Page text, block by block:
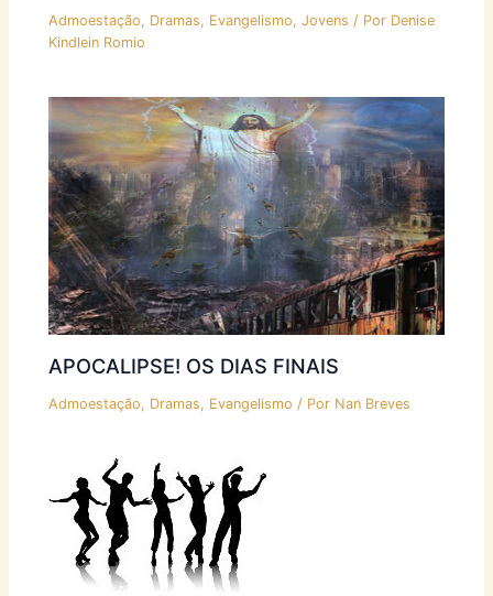
Admoestação, Dramas, Evangelismo,Jovens / Por Denise
Kindlein Romio
APOCALIPSE! OS DIAS FINAIS
Admoestação, Dramas, Evangelismo / Por Nan Breves